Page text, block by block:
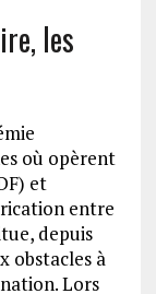
les
où opèrent
et
entre
depuis
obstacles à
Lors